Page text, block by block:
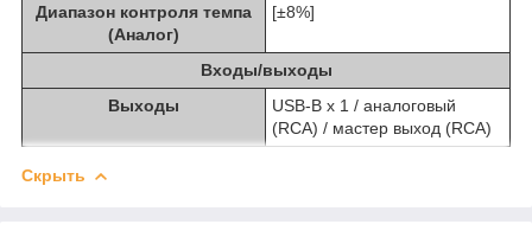
Диапазон контроля темпа
(Аналог)
[±8%]
Входы/выходы
Выходы
USB-B x 1 / аналоговый
(RCA) / мастер выход (RCA)
Скрыть